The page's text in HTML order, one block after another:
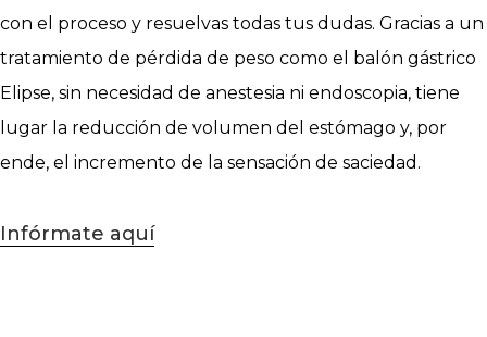
con el proceso y resuelvas todas tus dudas. Gracias a un
tratamiento de pérdida de peso como el balón gástrico
Elipse, sin necesidad de anestesia ni endoscopia, tiene
lugar la reducción de volumen del estómago y, por
ende, el incremento de la sensación de saciedad.
Infórmate aquí